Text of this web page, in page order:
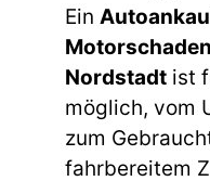
Ein
Nordstadt ist
möglich, vom
zum
fahrbereitem